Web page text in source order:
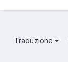
Traduzione